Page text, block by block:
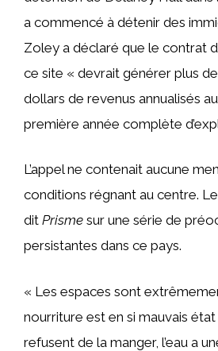
a commencé à détenir des
Zoley a déclaré que le contrat
ce site « devrait générer plus
dollars de revenus annualisés
première année complète
L’appel ne contenait aucune
conditions régnant au centre.
dit Prisme sur une série de
persistantes dans ce pays.
« Les espaces sont
nourriture est en si mauvais
refusent de la manger, l’eau a